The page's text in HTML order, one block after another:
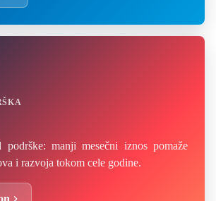
manji mesečni iznos pomaže
i razvoja tokom cele godine.